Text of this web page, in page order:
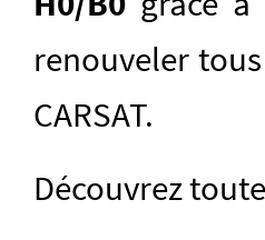
renouveler
CARSAT.
Découvrez